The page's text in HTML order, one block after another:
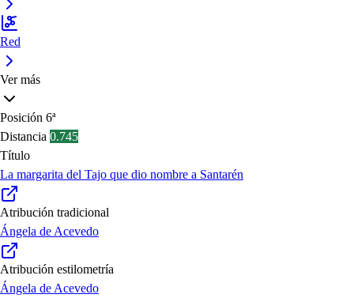
Red
Ver más
Posición 6ª
Distancia 0.745
Título
La margarita del Tajo que dio nombre a Santarén
Atribución tradicional
Ángela de Acevedo
Atribución estilometría
Ángela de Acevedo